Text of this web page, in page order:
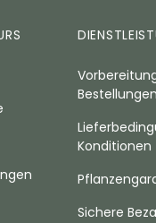
Bestellungen
Konditionen
Sichere